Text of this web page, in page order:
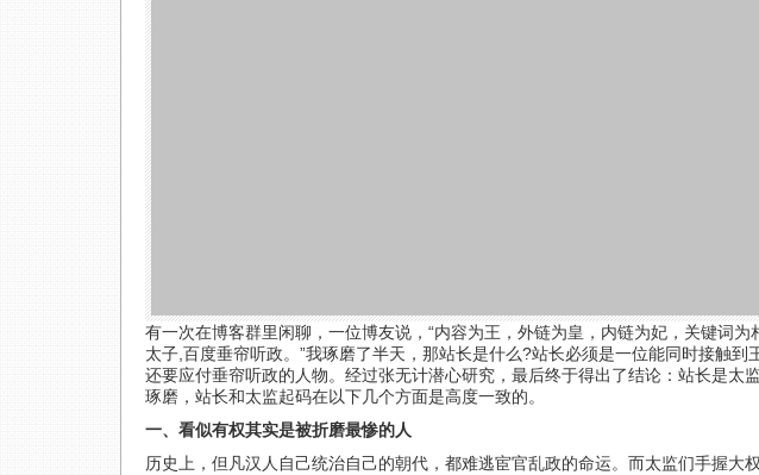
有一次在博客群里闲聊，一位博友说，“内容为王，外链为皇，内链为妃，关键词
太子,百度垂帘听政。”我琢磨了半天，那站长是什么?站长必须是一位能同时接触到
还要应付垂帘听政的人物。经过张无计潜心研究，最后终于得出了结论：站长是太
琢磨，站长和太监起码在以下几个方面是高度一致的。
一、看似有权其实是被折磨最惨的人
历史上，但凡汉人自己统治自己的朝代，都难逃宦官乱政的命运。而太监们手握大